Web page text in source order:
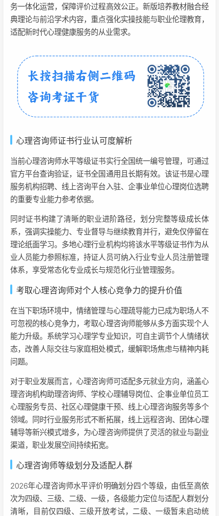
务一体化运营，保障评价过程高效公正。新版培养教材融合经
典理论与前沿学术内容，重点强化实操技能与职业伦理教育，
适配新时代心理健康服务的从业需求。
心理咨询师证书行业认可度解析
当前心理咨询师水平等级证书实行全国统一编号管理，可通过
官方平台查询验证，证书全国通用且长期有效。该证书是心理
服务机构招聘、线上咨询平台入驻、企事业单位心理岗位选聘
的重要专业能力参考依据。
同时证书构建了清晰的职业进阶路径，划分完整等级成长体
系，强调实操能力、专业督导与继续教育并行，避免仅停留在
理论纸面学习。多地心理行业机构均将该水平等级证书作为从
业人员能力参照标准，持证人员可纳入行业专业人员注册管理
体系，享受常态化专业成长与规范化行业管理服务。
考取心理咨询师对个人核心竞争力的提升价值
在当下职场环境中，情绪管理与心理疏导能力已成为职场人不
可忽视的核心竞争力，考取心理咨询师能够从多方面实现个人
能力升级。系统学习心理学专业知识，可自主调节个人情绪状
态，改善人际交往与家庭相处模式，缓解职场焦虑与精神内耗
问题。
对于职业发展而言，心理咨询师可适配多元就业方向，涵盖心
理咨询机构助理咨询师、学校心理辅导岗位、企事业单位员工
心理服务专员、社区心理健康干预、线上心理咨询服务等多个
领域。同时行业服务形式不断拓展，线上远程咨询、团体心理
辅导等新兴模式增多，为心理咨询师提供了灵活的就业与副业
渠道，职业发展空间持续拓宽。
心理咨询师等级划分及适配人群
2026年心理咨询师水平评价明确划分四个等级，由低至高依
次为四级、三级、二级、一级，各级能力定位与适配人群划分
清晰，目前仅四级、三级开放考试，二级、一级暂未启动统